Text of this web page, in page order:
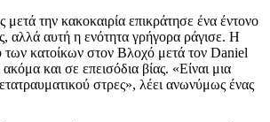
μετά την κακοκαιρία επικράτησε ένα έντονο
αλλά αυτή η ενότητα γρήγορα ράγισε. Η
των κατοίκων στον Βλοχό μετά τον Daniel
και σε επεισόδια βίας. «Είναι μια
στρες», λέει ανωνύμως ένας